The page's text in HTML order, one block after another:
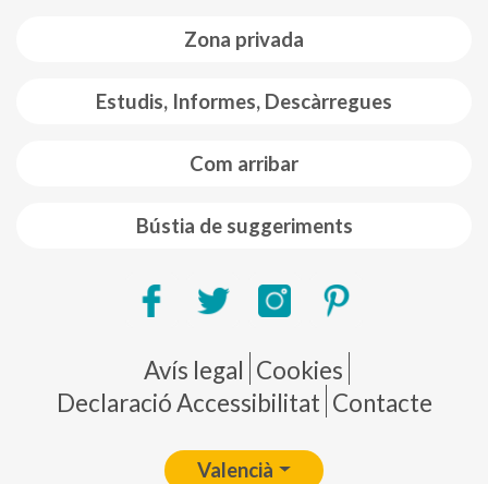
Zona privada
Estudis, Informes, Descàrregues
Com arribar
Bústia de suggeriments
Pie de página
Avís legal Cookies
Declaració Accessibilitat Contacte
Valencià